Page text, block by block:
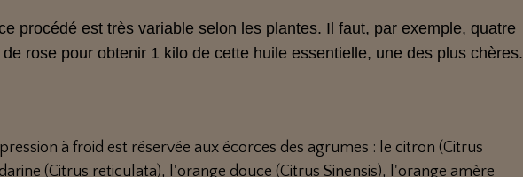
procédé est très variable selon les plantes. Il faut, par exemple, quatre
rose pour obtenir 1 kilo de cette huile essentielle, une des plus chères.
à froid est réservée aux écorces des agrumes : le citron (Citrus
(Citrus reticulata), l'orange douce (Citrus Sinensis), l'orange amère